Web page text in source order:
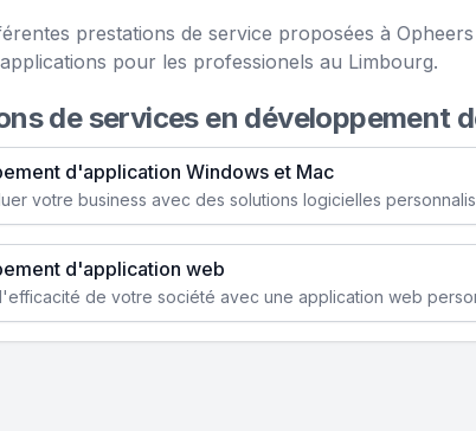
prestations de service proposées à
pour les professionels au Limbourg.
de services en développement
d'application Windows et Mac
d'application web